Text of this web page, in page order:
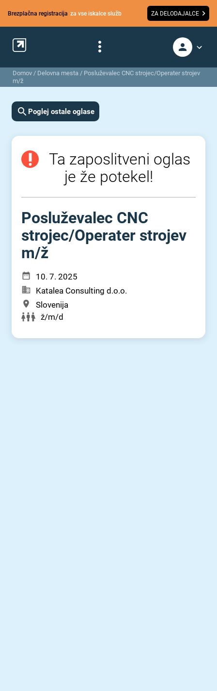
Brezplačna registracija za vse iskalce služb ZA DELODAJALCE
Domov / Delovna mesta / Posluževalec CNC strojec/Operater strojev
m/ž
Poglej ostale oglase
Ta zaposlitveni oglas
je že potekel!
Posluževalec CNC
strojec⁠/⁠Operater strojev
m⁠/⁠ž
10. 7. 2025
Katalea Consulting d.o.o.
Slovenija
ž/m/d